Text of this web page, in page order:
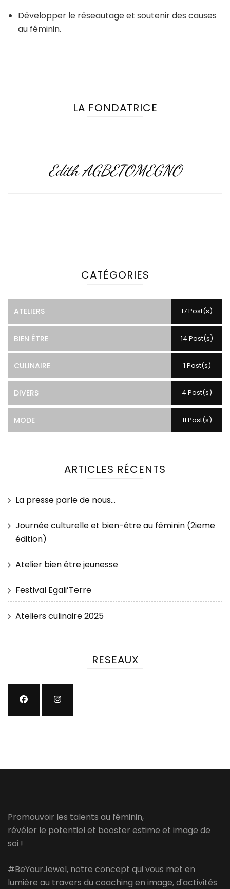
Développer le réseautage et soutenir des causes
au féminin.
LA FONDATRICE
Edith AGBETOMEGNO
CATÉGORIES
ATELIERS 17 Post(s)
BIEN ÊTRE 14 Post(s)
CULINAIRE 1 Post(s)
DIVERS 4 Post(s)
MODE 11 Post(s)
ARTICLES RÉCENTS
La presse parle de nous…
Journée culturelle et bien-être au féminin (2ieme
édition)
Atelier bien être jeunesse
Festival Egali’Terre
Ateliers culinaire 2025
RESEAUX
Promouvoir les talents au féminin,
révéler le potentiel et booster estime et image de
soi !
#BeYourJewel, notre concept qui vous met en
lumière au travers du coaching en image, d'activités